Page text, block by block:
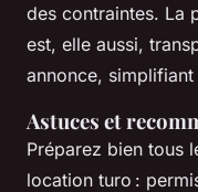
des contraintes. La
est, elle aussi,
annonce,
Astuces et
Préparez bien tous
location turo :